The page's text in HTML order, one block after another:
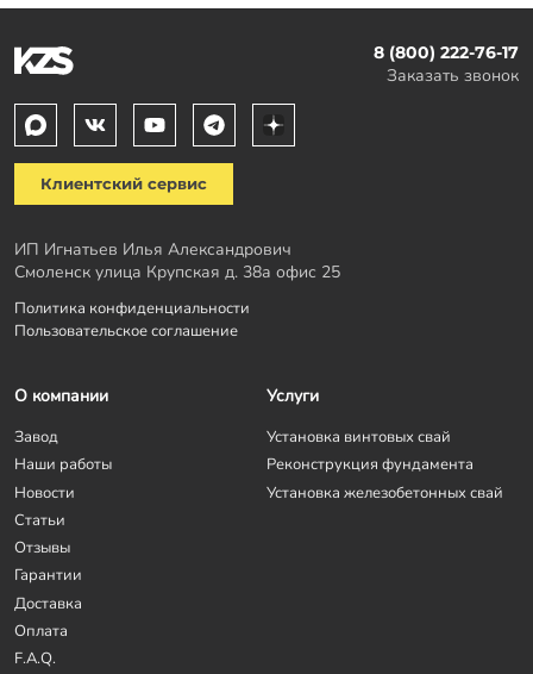
8 (800) 222-76-17
Заказать звонок
Клиентский сервис
ИП Игнатьев Илья Александрович
Смоленск улица Крупская д. 38а офис 25
Политика конфиденциальности
Пользовательское соглашение
О компании
Завод
Наши работы
Новости
Статьи
Отзывы
Гарантии
Доставка
Оплата
F.A.Q.
Услуги
Установка винтовых свай
Реконструкция фундамента
Установка железобетонных свай